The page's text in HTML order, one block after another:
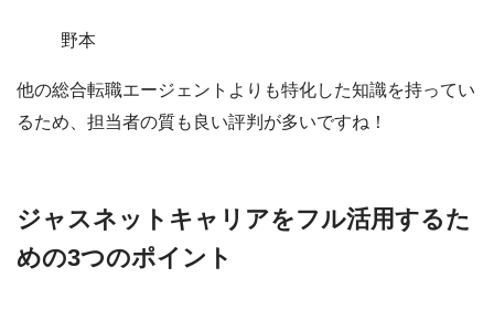
野本
他の総合転職エージェントよりも特化した知識を持ってい
るため、担当者の質も良い評判が多いですね！
ジャスネットキャリアをフル活用するた
めの3つのポイント